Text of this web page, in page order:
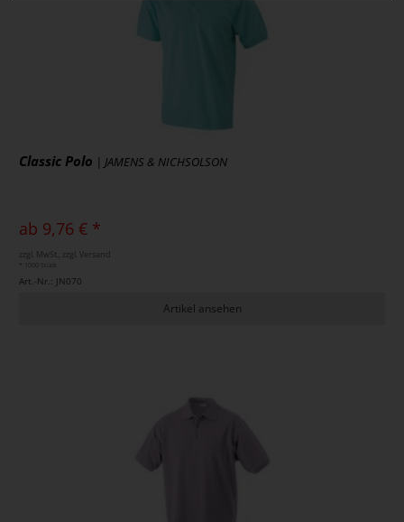
Classic Polo | JAMENS & NICHSOLSON
ab 9,76 € *
zzgl. MwSt., zzgl. Versand
Art.-Nr.: JN070
Artikel ansehen